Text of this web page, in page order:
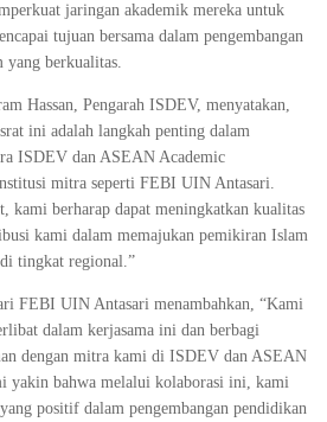
jaringan akademik mereka untuk
tujuan bersama dalam pengembangan
berkualitas.
Hassan, Pengarah ISDEV, menyatakan,
ini adalah langkah penting dalam
ISDEV dan ASEAN Academic
mitra seperti FEBI UIN Antasari.
kami berharap dapat meningkatkan kualitas
kami dalam memajukan pemikiran Islam
tingkat regional.”
FEBI UIN Antasari menambahkan, “Kami
dalam kerjasama ini dan berbagi
dengan mitra kami di ISDEV dan ASEAN
yakin bahwa melalui kolaborasi ini, kami
positif dalam pengembangan pendidikan